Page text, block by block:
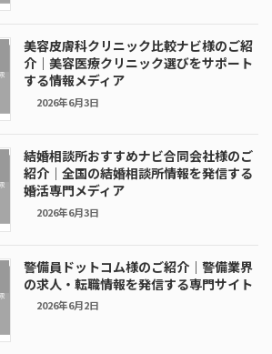
美容皮膚科クリニック比較ナビ様のご紹
介｜美容医療クリニック選びをサポート
する情報メディア
2026年6月3日
結婚相談所おすすめナビ合同会社様のご
紹介｜全国の結婚相談所情報を発信する
婚活専門メディア
2026年6月3日
警備員ドットコム様のご紹介｜警備業界
の求人・転職情報を発信する専門サイト
2026年6月2日